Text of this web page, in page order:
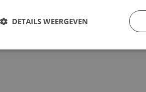
DETAILS WEERGEVEN